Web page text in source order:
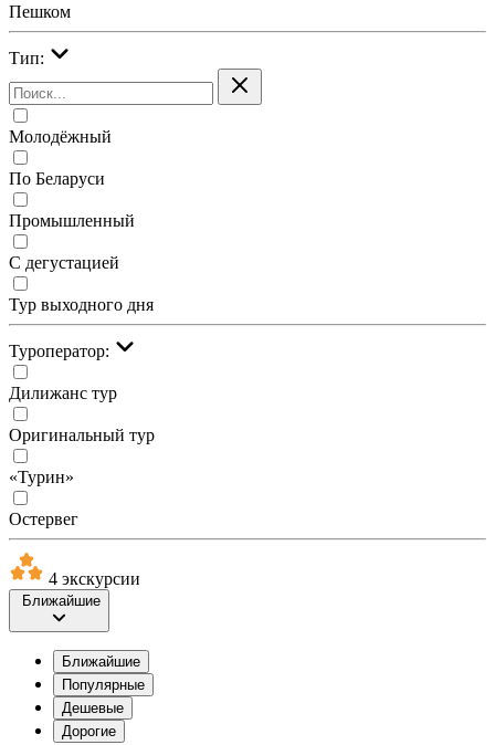
Пешком
Тип:
Молодёжный
По Беларуси
Промышленный
С дегустацией
Тур выходного дня
Туроператор:
Дилижанс тур
Оригинальный тур
«Турин»
Остервег
4 экскурсии
Ближайшие
Ближайшие
Популярные
Дешевые
Дорогие